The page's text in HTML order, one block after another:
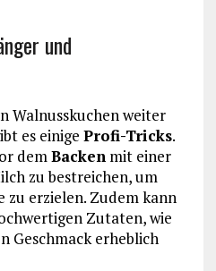
und
Walnusskuchen weiter
es einige Profi-Tricks.
demBackenmit einer
zu bestreichen, um
zu erzielen. Zudem kann
Zutaten, wie
Geschmack erheblich